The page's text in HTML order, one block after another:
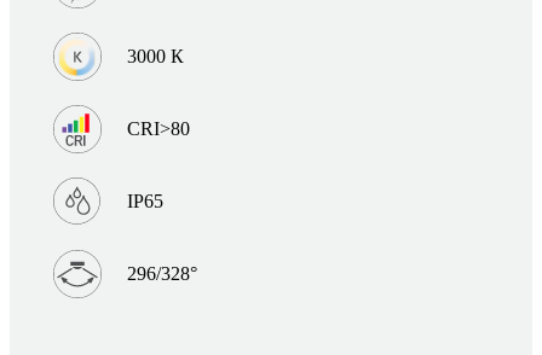
3000 К
CRI>80
IP65
296/328°